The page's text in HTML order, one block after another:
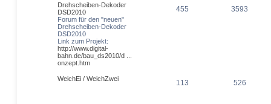
Drehscheiben-Dekoder
DSD2010
Forum für den "neuen"
Drehscheiben-Dekoder
DSD2010
Link zum Projekt:
http://www.digital-
bahn.de/bau_ds2010/d ...
onzept.htm
455 3593
WeichEi / WeichZwei 113 526